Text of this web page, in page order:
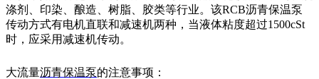
涤剂、印染、酿造、树脂、胶类等行业。该RCB沥青保温泵
传动方式有电机直联和减速机两种，当液体粘度超过1500cSt
时，应采用减速机传动。
大流量沥青保温泵的注意事项：